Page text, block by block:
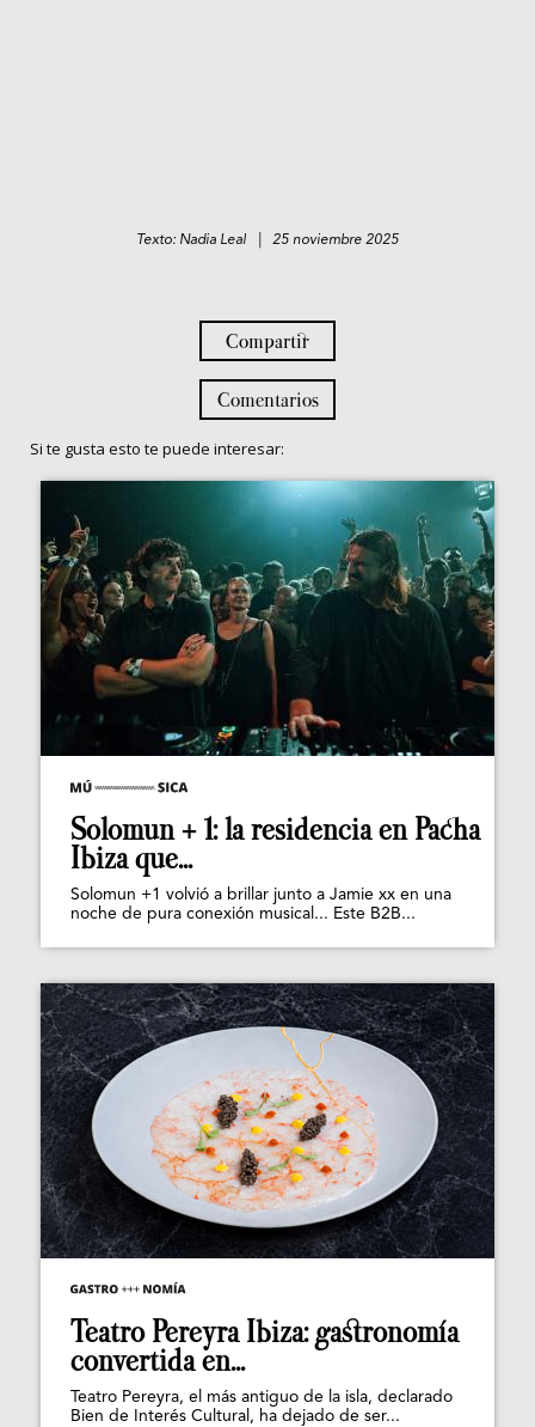
Texto: Nadia Leal | 25 noviembre 2025
Compartir
Comentarios
Si te gusta esto te puede interesar:
Solomun + 1: la residencia en Pacha
Ibiza que...
Solomun +1 volvió a brillar junto a Jamie xx en una
noche de pura conexión musical... Este B2B...
Teatro Pereyra Ibiza: gastronomía
convertida en...
Teatro Pereyra, el más antiguo de la isla, declarado
Bien de Interés Cultural, ha dejado de ser...